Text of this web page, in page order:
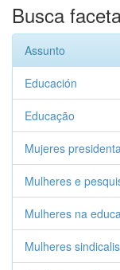
Busca
Assunto
Educación
Educação
Mujeres
Mulheres e
Mulheres na
Mulheres